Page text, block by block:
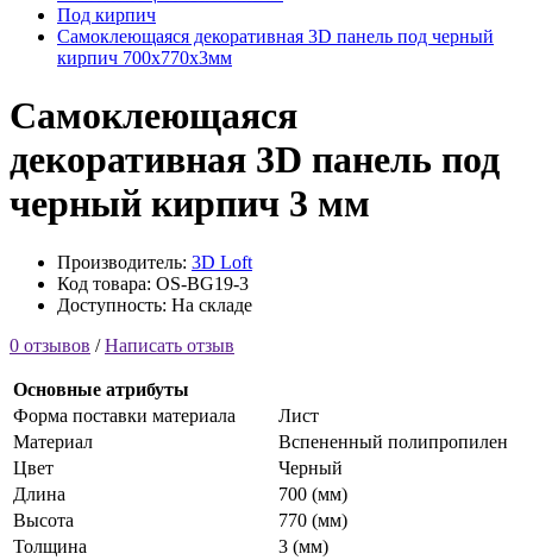
Под кирпич
Самоклеющаяся декоративная 3D панель под черный
кирпич 700x770x3мм
Самоклеющаяся
декоративная 3D панель под
черный кирпич 3 мм
Производитель: 3D Loft
Код товара: OS-BG19-3
Доступность: На складе
0 отзывов /Написать отзыв
Основные атрибуты
Форма поставки материала
Лист
Материал
Вспененный полипропилен
Цвет
Черный
Длина
700 (мм)
Высота
770 (мм)
Толщина
3 (мм)